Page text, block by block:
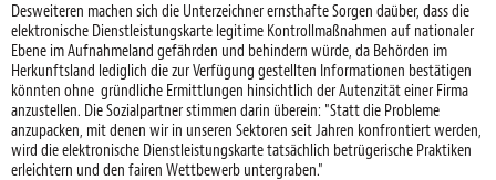
Desweiteren machen sich die Unterzeichner ernsthafte Sorgen daüber, dass die
elektronische Dienstleistungskarte legitime Kontrollmaßnahmen auf nationaler
Ebene im Aufnahmeland gefährden und behindern würde, da Behörden im
Herkunftsland lediglich die zur Verfügung gestellten Informationen bestätigen
könnten ohne gründliche Ermittlungen hinsichtlich der Autenzität einer Firma
anzustellen. Die Sozialpartner stimmen darin überein: "Statt die Probleme
anzupacken, mit denen wir in unseren Sektoren seit Jahren konfrontiert werden,
wird die elektronische Dienstleistungskarte tatsächlich betrügerische Praktiken
erleichtern und den fairen Wettbewerb untergraben."